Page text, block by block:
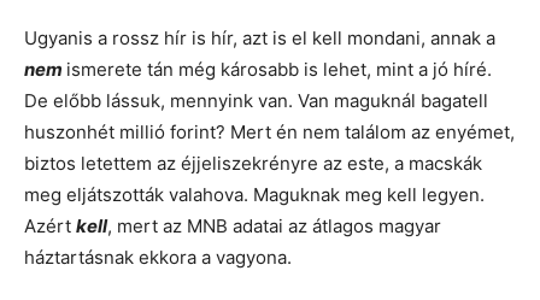
Ugyanis a rossz hír is hír, azt is el kell mondani, annak a
nem ismerete tán még károsabb is lehet, mint a jó híré.
De előbb lássuk, mennyink van. Van maguknál bagatell
huszonhét millió forint? Mert én nem találom az enyémet,
biztos letettem az éjjeliszekrényre az este, a macskák
meg eljátszották valahova. Maguknak meg kell legyen.
Azért kell, mert az MNB adatai az átlagos magyar
háztartásnak ekkora a vagyona.